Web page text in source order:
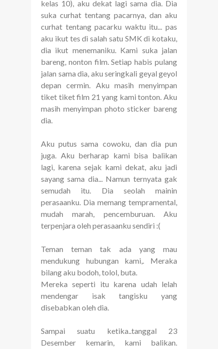
kelas 10), aku dekat lagi sama dia. Dia
suka curhat tentang pacarnya, dan aku
curhat tentang pacarku waktu itu... pas
aku ikut tes di salah satu SMK di kotaku,
dia ikut menemaniku. Kami suka jalan
bareng, nonton film. Setiap habis pulang
jalan sama dia, aku seringkali geyal geyol
depan cermin. Aku masih menyimpan
tiket tiket film 21 yang kami tonton. Aku
masih menyimpan photo sticker bareng
dia.
Aku putus sama cowoku, dan dia pun
juga. Aku berharap kami bisa balikan
lagi, karena sejak kami dekat, aku jadi
sayang sama dia... Namun ternyata gak
semudah itu. Dia seolah mainin
perasaanku. Dia memang tempramental,
mudah marah, pencemburuan. Aku
terpenjara oleh perasaanku sendiri :(
Teman teman tak ada yang mau
mendukung hubungan kami,. Meraka
bilang aku bodoh, tolol, buta.
Mereka seperti itu karena udah lelah
mendengar isak tangisku yang
disebabkan oleh dia.
Sampai suatu ketika..tanggal 23
Desember kemarin, kami balikan.